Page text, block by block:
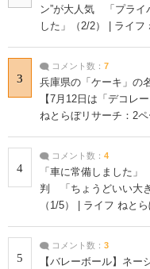
ン”が大人気 「プライ
した」（2/2） | ライフ
3
コメント数： 7
兵庫県の「ケーキ」の
【7月12日は「デコレ
ねとらぼリサーチ：2ペ
4
コメント数： 4
「車に常備しました
判 「ちょうどいい大
（1/5） | ライフ ねと
5
コメント数： 3
【バレーボール】ネ